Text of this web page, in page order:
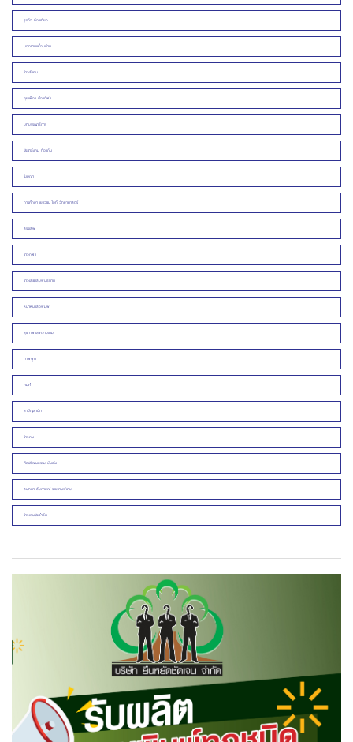
ธุรกิจ ท่องเที่ยว
นอกชานเพื่อนบ้าน
ข่าวสังคม
คุยเฟื่อง เรื่องกีฬา
บทบรรณาธิการ
ประชาสังคม ท้องถิ่น
โฆษณา
การศึกษา เยาวชน ไอที วิทยาศาสตร์
สรรเสพ
ข่าวกีฬา
ข่าวประชาสัมพันธ์/งาน
หน้าหนังสือพิมพ์
สุขภาพและความงาม
ภาพพูด
คมคำ
สามัญสำนึก
ข่าวคน
ศิลปวัฒนธรรม บันเทิง
สนทนา สัมภาษณ์ รายงานพิเศษ
ข่าวเด่นประจำวัน